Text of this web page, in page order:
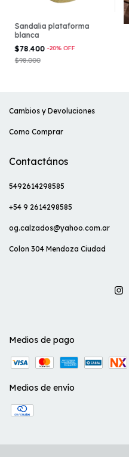
Sandalia plataforma
blanca
$78.400-20% OFF
$98.000
Cambios y Devoluciones
Como Comprar
Contactános
5492614298585
+54 9 2614298585
og.calzados@yahoo.com.ar
Colon 304 Mendoza Ciudad
Medios de pago
Medios de envío